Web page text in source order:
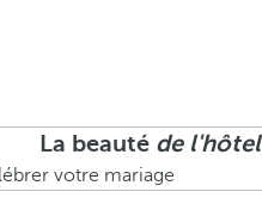
La beauté de l'hôtel
votre mariage